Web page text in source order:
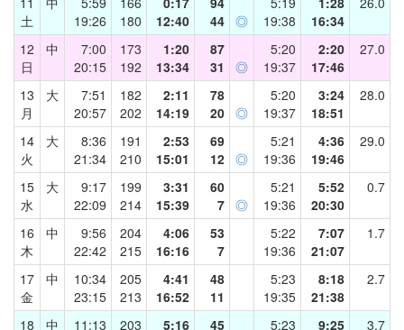
土
19:26
180
12:40
44 ◎
19:38
16:34
12
日
中
7:00
20:15
173
192
1:20
13:34
87
31
◎
5:20
19:37
2:20
17:46
27.0
13
月
大
7:51
20:57
182
202
2:11
14:19
78
20 ◎
5:20
19:37
3:24
18:51
28.0
14
火
大
8:36
21:34
191
210
2:53
15:01
69
12 ◎
5:21
19:36
4:36
19:46
29.0
15
水
大
9:17
22:09
199
214
3:31
15:39
60
7 ◎
5:21
19:36
5:52
20:30
0.7
16
木
中
9:56
22:42
204
215
4:06
16:16
53
7
5:22
19:36
7:07
21:07
1.7
17
金
中
10:34
23:15
205
213
4:41
16:52
48
11
5:23
19:35
8:18
21:38
2.7
18 中 11:13 203 5:16 45 5:23 9:25 3.7